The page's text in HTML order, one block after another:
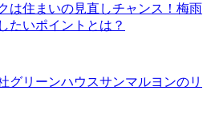
は住まいの見直しチャンス！梅雨
たいポイントとは？
グリーンハウスサンマルヨンのリ